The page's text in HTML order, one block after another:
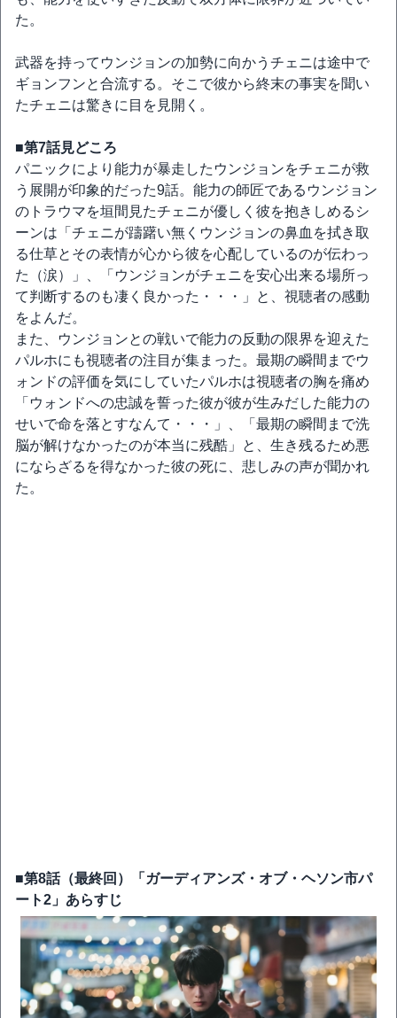
た。
武器を持ってウンジョンの加勢に向かうチェニは途中で
ギョンフンと合流する。そこで彼から終末の事実を聞い
たチェニは驚きに目を見開く。
■第7話見どころ
パニックにより能力が暴走したウンジョンをチェニが救
う展開が印象的だった9話。能力の師匠であるウンジョン
のトラウマを垣間見たチェニが優しく彼を抱きしめるシ
ーンは「チェニが躊躇い無くウンジョンの鼻血を拭き取
る仕草とその表情が心から彼を心配しているのが伝わっ
た（涙）」、「ウンジョンがチェニを安心出来る場所っ
て判断するのも凄く良かった・・・」と、視聴者の感動
をよんだ。
また、ウンジョンとの戦いで能力の反動の限界を迎えた
パルホにも視聴者の注目が集まった。最期の瞬間までウ
ォンドの評価を気にしていたパルホは視聴者の胸を痛め
「ウォンドへの忠誠を誓った彼が彼が生みだした能力の
せいで命を落とすなんて・・・」、「最期の瞬間まで洗
脳が解けなかったのが本当に残酷」と、生き残るため悪
にならざるを得なかった彼の死に、悲しみの声が聞かれ
た。
■第8話（最終回）「ガーディアンズ・オブ・ヘソン市パ
ート2」あらすじ